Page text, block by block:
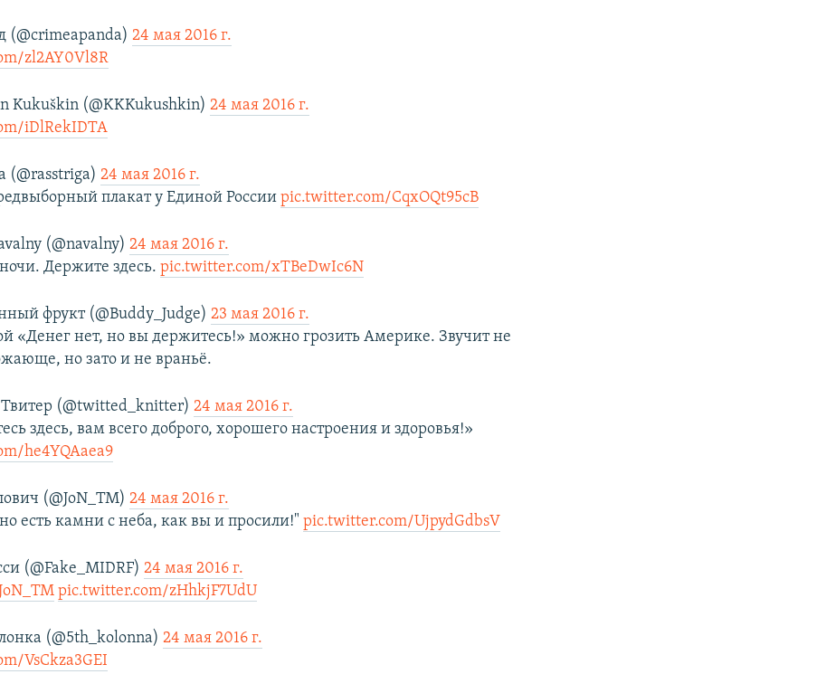
24 мая 2016 г.
zl2AY0Vl8R
Kukuškin (@KKKukushkin)24 мая 2016 г.
iDlRekIDTA
(@rasstriga)24 мая 2016 г.
плакат у Единой Россииpic.twitter.com/CqxOQt95cB
(@navalny)24 мая 2016 г.
Держите здесь.pic.twitter.com/xTBeDwIc6N
фрукт (@Buddy_Judge)23 мая 2016 г.
«Денег нет, но вы держитесь!» можно грозить Америке. Звучит не
но зато и не враньё.
(@twitted_knitter)24 мая 2016 г.
здесь, вам всего доброго, хорошего настроения и здоровья!»
he4YQAaea9
(@JoN_TM)24 мая 2016 г.
есть камни с неба, как вы и просили!"pic.twitter.com/UjpydGdbsV
(@Fake_MIDRF)24 мая 2016 г.
pic.twitter.com/zHhkjF7UdU
(@5th_kolonna)24 мая 2016 г.
VsCkza3GEI